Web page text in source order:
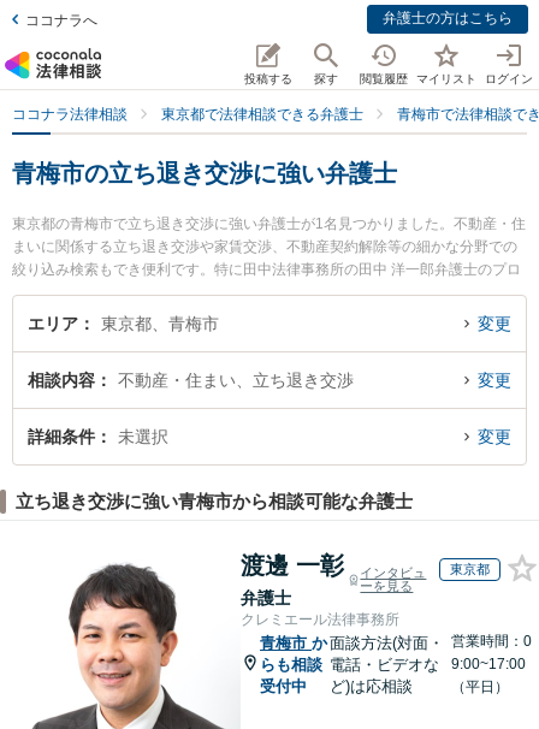
ココナラへ 弁護士の方はこちら
投稿する 探す 閲覧履歴 マイリスト ログイン
ココナラ法律相談 東京都で法律相談できる弁護士 青梅市で法律相談で
青梅市の立ち退き交渉に強い弁護士
東京都の青梅市で立ち退き交渉に強い弁護士が1名見つかりました。不動産・住
まいに関係する立ち退き交渉や家賃交渉、不動産契約解除等の細かな分野での
絞り込み検索もでき便利です。特に田中法律事務所の田中 洋一郎弁護士のプロ
フィール情報や弁護士費用、強みなどが注目されています。『青梅市で土日や
夜間に発生した立ち退き交渉のトラブルを今すぐに弁護士に相談したい』『立
などでお困りの相談者さんにおすすめです。
エリア 東京都、青梅市 変更
相談内容 不動産・住まい、立ち退き交渉 変更
詳細条件 未選択 変更
立ち退き交渉に強い青梅市から相談可能な弁護士
渡邊 一彰
弁護士
インタビュ
ーを見る
東京都
クレミエール法律事務所
青梅市 か
らも相談
受付中
面談方法(対面・
電話・ビデオな
ど)は応相談
営業時間：0
9:00~17:00
（平日）